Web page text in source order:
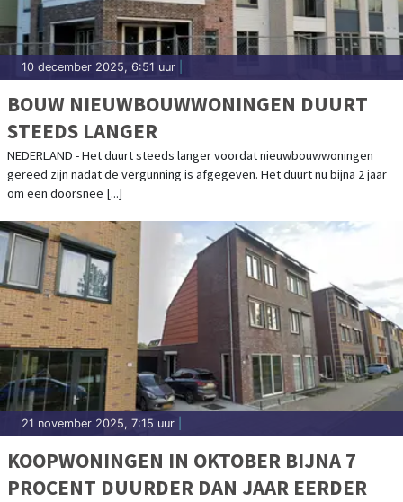
10 december 2025, 6:51 uur
BOUW NIEUWBOUWWONINGEN DUURT
STEEDS LANGER
NEDERLAND - Het duurt steeds langer voordat nieuwbouwwoningen
gereed zijn nadat de vergunning is afgegeven. Het duurt nu bijna 2 jaar
om een doorsnee [...]
21 november 2025, 7:15 uur
KOOPWONINGEN IN OKTOBER BIJNA 7
PROCENT DUURDER DAN JAAR EERDER